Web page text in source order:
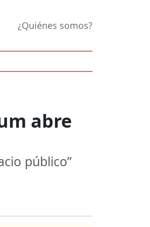
¿Quiénes somos?
abre
público”